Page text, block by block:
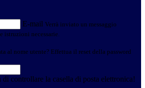
E-mail Verrà inviato un messaggio
necessarie.
al nome utente? Effettua il reset della password
controllare la casella di posta elettronica!